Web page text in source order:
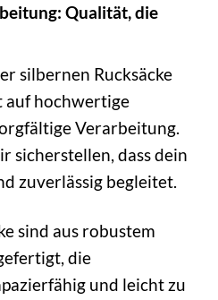
Qualität, die
silbernen Rucksäcke
auf hochwertige
Verarbeitung.
sicherstellen, dass dein
zuverlässig begleitet.
sind aus robustem
die
und leicht zu